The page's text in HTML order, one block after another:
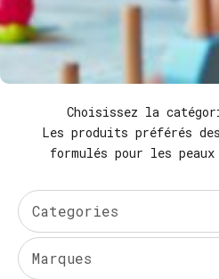
Choisissez la
Les produits préférés des
formulés pour les
Categories
Marques